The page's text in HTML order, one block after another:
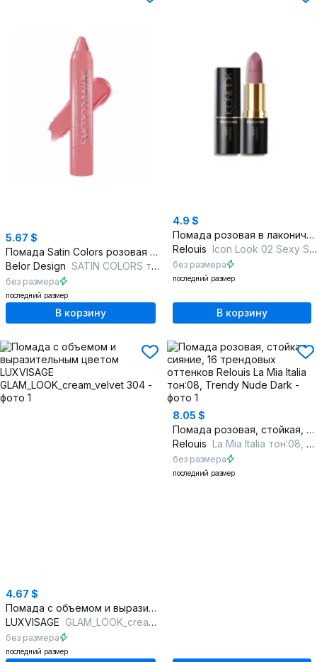
5.67 $
Помада Satin Colors розовая с насыщенным пигментом
Belor Design SATIN COLORS тон 13 джеральдин
без размера
последний размер
В корзину
4.9 $
Помада розовая в лаконичном стиле с мягким наносением
Relouis Icon Look 02 Sexy Stranger
без размера
последний размер
В корзину
4.67 $
Помада с объемом и выразительным цветом
LUXVISAGE GLAM_LOOK_cream_velvet 304
без размера
последний размер
8.05 $
Помада розовая, стойкая, сияние, 16 трендовых оттенков
Relouis La Mia Italia тон:08, Trendy Nude Dark
без размера
последний размер